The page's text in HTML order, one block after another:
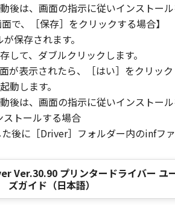
、本契約書第2条、第4条から第7条
RESTRICTED RIGHTS NOTICE
ザー”とは、米国政府の機関また団
SOFTWARE is a "commercial
software" and "commercial
with 48 C.F.R. 12.212 and 48
the SOFTWARE with only those
146-8501, Japan.
の条項またはその一部が法律により
後は、画面の指示に従いインストール
で、［保存］をクリックする場合】
保存されます。
して、ダブルクリックします。
が表示されたら、［はい］をクリック
動します。
後は、画面の指示に従いインストール
トールする場合
後に［Driver］フォルダー内のinfフ
Ver.30.90 プリンタードライバー ユ
ズガイド（日本語）